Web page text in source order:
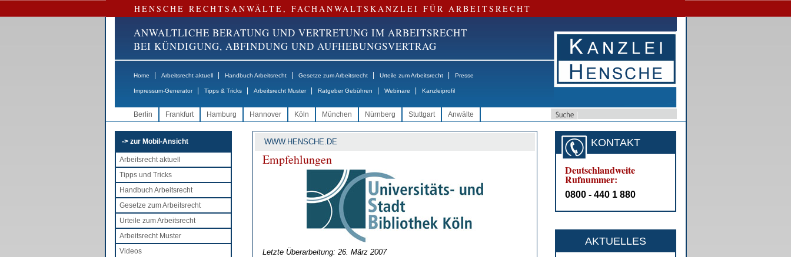
HENSCHE RECHTSANWÄLTE, FACHANWALTSKANZLEI FÜR ARBEITSRECHT
ANWALTLICHE BERATUNG UND VERTRETUNG IM ARBEITSRECHT
BEI KÜNDIGUNG, ABFINDUNG UND AUFHEBUNGSVERTRAG
Home Arbeitsrecht aktuell Handbuch Arbeitsrecht Gesetze zum Arbeitsrecht Urteile zum Arbeitsrecht Presse
Impressum-Generator Tipps & Tricks Arbeitsrecht Muster Ratgeber Gebühren Webinare Kanzleiprofil
Berlin Frankfurt Hamburg Hannover Köln München Nürnberg Stuttgart Anwälte
-> zur Mobil-Ansicht
Arbeitsrecht aktuell
Tipps und Tricks
Handbuch Arbeitsrecht
Gesetze zum Arbeitsrecht
Urteile zum Arbeitsrecht
Arbeitsrecht Muster
Videos
WWW.HENSCHE.DE
Emp­feh­lun­gen
Letzte Überarbeitung: 26. März 2007
KONTAKT
Deutschlandweite
Rufnummer:
0800 - 440 1 880
AKTUELLES